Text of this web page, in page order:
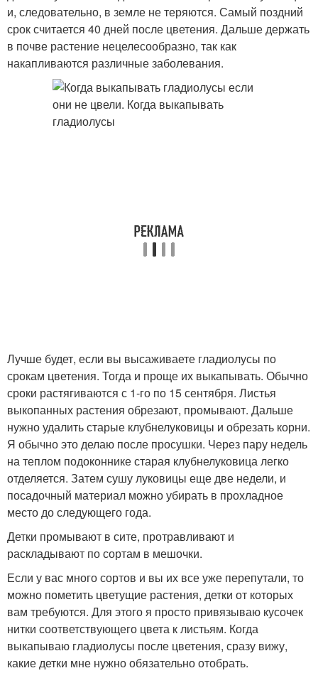
и, следовательно, в земле не теряются. Самый поздний
срок считается 40 дней после цветения. Дальше держать
в почве растение нецелесообразно, так как
накапливаются различные заболевания.
Лучше будет, если вы высаживаете гладиолусы по
срокам цветения. Тогда и проще их выкапывать. Обычно
сроки растягиваются с 1-го по 15 сентября. Листья
выкопанных растения обрезают, промывают. Дальше
нужно удалить старые клубнелуковицы и обрезать корни.
Я обычно это делаю после просушки. Через пару недель
на теплом подоконнике старая клубнелуковица легко
отделяется. Затем сушу луковицы еще две недели, и
посадочный материал можно убирать в прохладное
место до следующего года.
Детки промывают в сите, протравливают и
раскладывают по сортам в мешочки.
Если у вас много сортов и вы их все уже перепутали, то
можно пометить цветущие растения, детки от которых
вам требуются. Для этого я просто привязываю кусочек
нитки соответствующего цвета к листьям. Когда
выкапываю гладиолусы после цветения, сразу вижу,
какие детки мне нужно обязательно отобрать.